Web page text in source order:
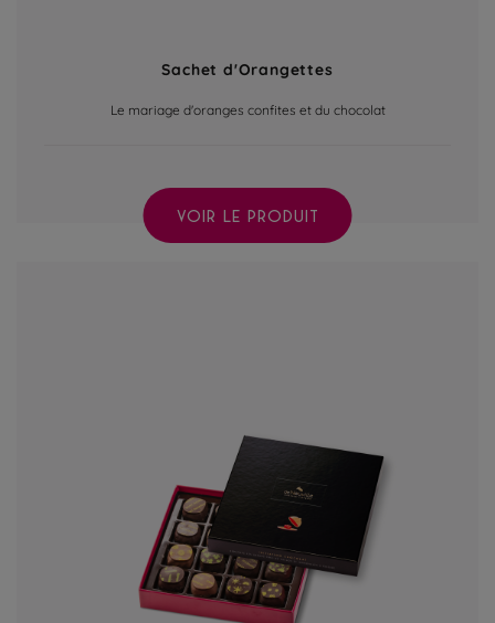
Sachet d'Orangettes
Le mariage d'oranges confites et du chocolat
VOIR LE PRODUIT